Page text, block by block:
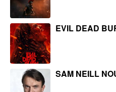
EVIL DEAD
SAM NEILL